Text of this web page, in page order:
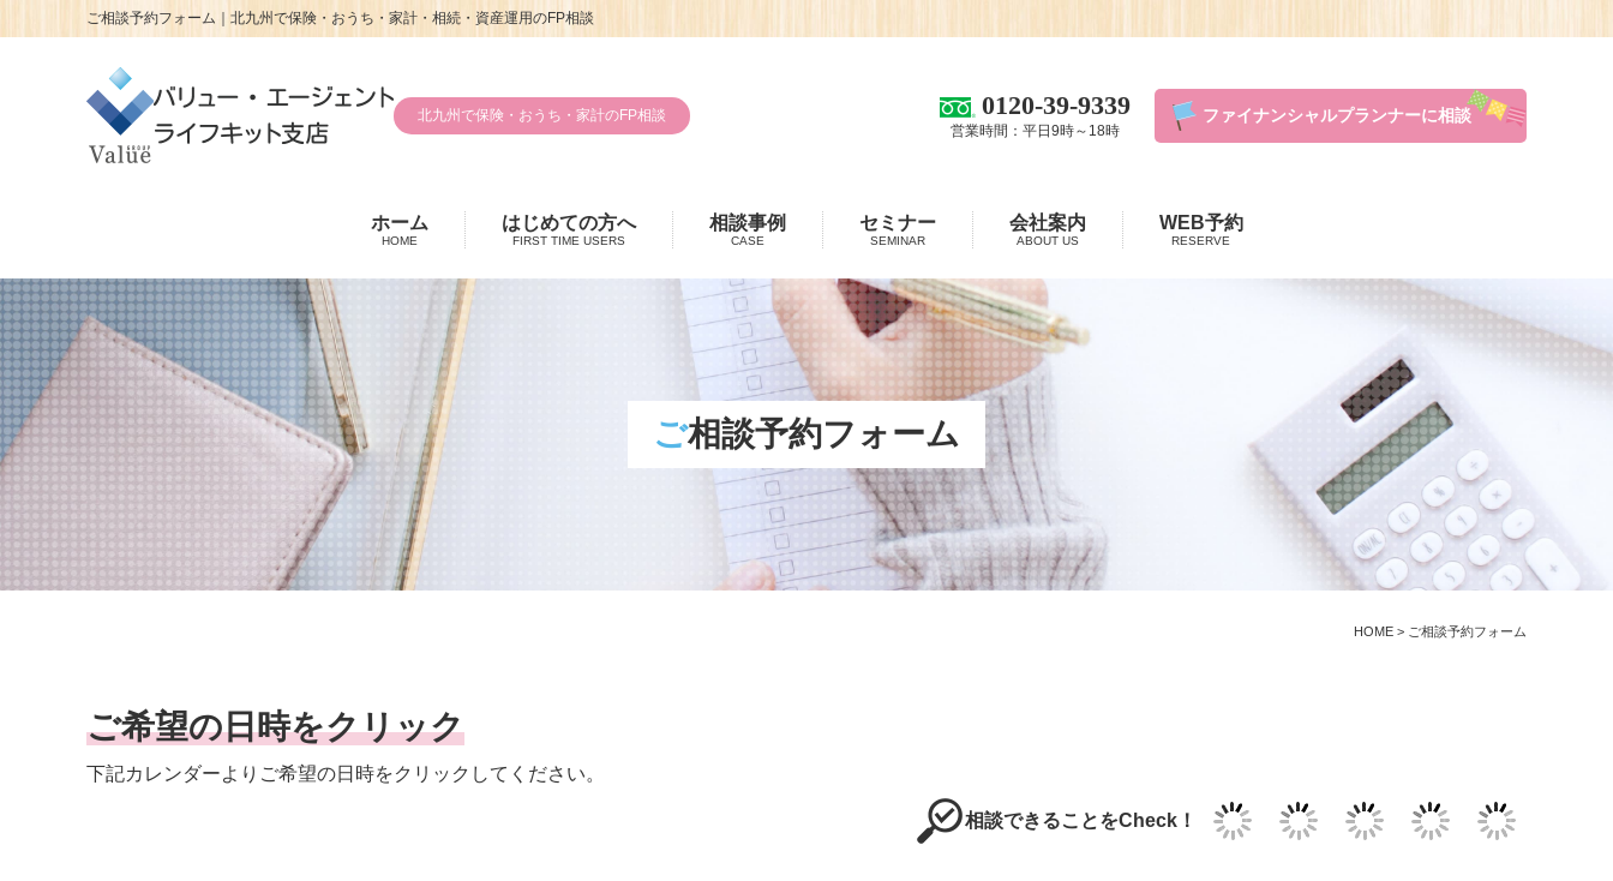
ご相談予約フォーム｜北九州で保険・おうち・家計・相続・資産運用のFP相談
北九州で保険・おうち・家計のFP相談 0120-39-9339
営業時間：平日9時～18時
ファイナンシャルプランナーに相談
ホーム
HOME
はじめての方へ
FIRST TIME USERS
相談事例
CASE
セミナー
SEMINAR
会社案内
ABOUT US
WEB予約
RESERVE
ご相談予約フォーム
HOME > ご相談予約フォーム
ご希望の日時をクリック
下記カレンダーよりご希望の日時をクリックしてください。
相談できることをCheck！